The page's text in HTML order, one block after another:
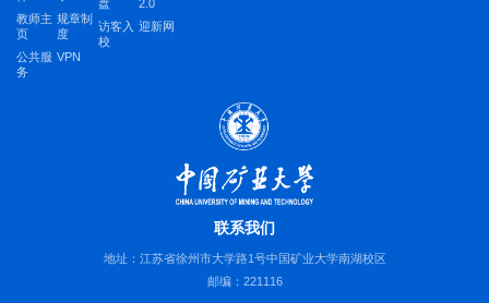
教师主
页
规章制
度
公共服
务
VPN
盘
2.0
访客入
校
迎新网
联系我们
地址：江苏省徐州市大学路1号中国矿业大学南湖校区
邮编：221116